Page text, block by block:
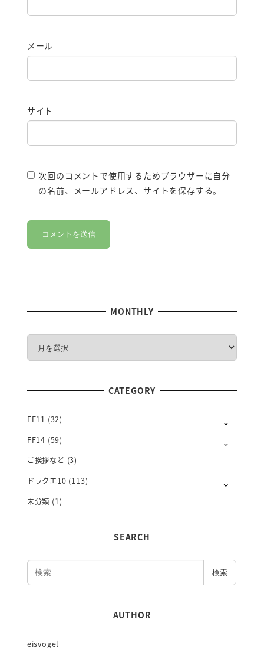
メール
サイト
次回のコメントで使用するためブラウザーに自分
の名前、メールアドレス、サイトを保存する。
MONTHLY
H
Y
CATEGORY
FF11 (32)
FF14 (59)
ご挨拶など (3)
ドラクエ10 (113)
未分類 (1)
SEARCH
検
検索
AUTHOR
eisvogel